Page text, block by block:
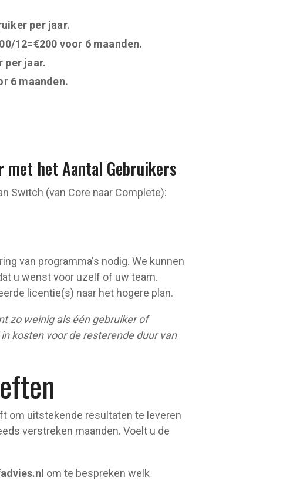
per jaar.
12=€200 voor 6 maanden.
per jaar.
6 maanden.
met het Aantal Gebruikers
Switch (van Core naar Complete):
van programma's nodig. We kunnen
u wenst voor uzelf of uw team.
licentie(s) naar het hogere plan.
zo weinig als één gebruiker of
kosten voor de resterende duur van
om uitstekende resultaten te leveren
verstreken maanden. Voelt u de
om te bespreken welk